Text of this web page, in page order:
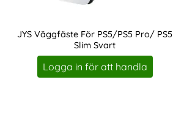
JYS Väggfäste För PS5/PS5 Pro/ PS5
Slim Svart
Art. nr 248178
Logga in för att handla